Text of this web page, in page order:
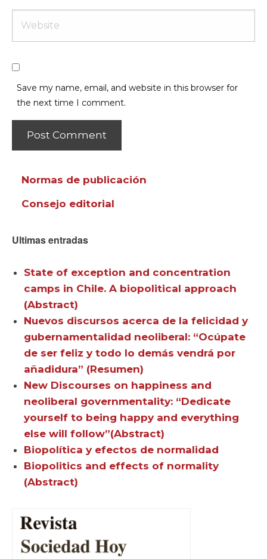
Save my name, email, and website in this browser for
the next time I comment.
Normas de publicación
Consejo editorial
Ultimas entradas
State of exception and concentration
camps in Chile. A biopolitical approach
(Abstract)
Nuevos discursos acerca de la felicidad y
gubernamentalidad neoliberal: “Ocúpate
de ser feliz y todo lo demás vendrá por
añadidura” (Resumen)
New Discourses on happiness and
neoliberal governmentality: “Dedicate
yourself to being happy and everything
else will follow”(Abstract)
Biopolítica y efectos de normalidad
Biopolitics and effects of normality
(Abstract)